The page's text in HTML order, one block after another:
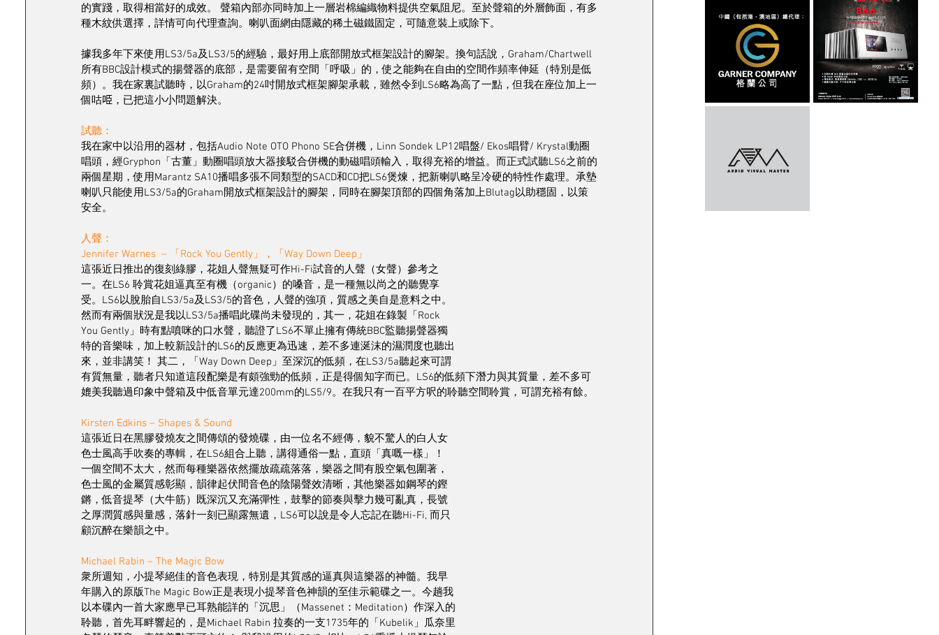
的實踐，取得相當好的成效。 聲箱內部亦同時加上一層岩棉編織物料提供空氣阻尼。至於聲箱的外層飾面，有多
種木紋供選擇，詳情可向代理查詢。喇叭面網由隱藏的稀土磁鐵固定，可隨意裝上或除下。
據我多年下來使用LS3/5a及LS3/5的經驗，最好用上底部開放式框架設計的腳架。換句話說，Graham/Chartwell
所有BBC設計模式的揚聲器的底部，是需要留有空間「呼吸」的，使之能夠在自由的空間作頻率伸延（特別是低
頻）。我在家裏試聽時，以Graham的24吋開放式框架腳架承載，雖然令到LS6略為高了一點，但我在座位加上一
個咕𠱸，已把這小小問題解決。
試聽：
我在家中以沿用的器材，包括Audio Note OTO Phono SE合併機，Linn Sondek LP12唱盤/ Ekos唱臂/ Krystal動圈
唱頭，經Gryphon「古董」動圈唱頭放大器接駁合併機的動磁唱頭輸入，取得充裕的增益。而正式試聽LS6之前的
兩個星期，使用Marantz SA10播唱多張不同類型的SACD和CD把LS6煲煉，把新喇叭略呈冷硬的特性作處理。承墊
喇叭只能使用LS3/5a的Graham開放式框架設計的腳架，同時在腳架頂部的四個角落加上Blutag以助穩固，以策
安全。
人聲：
Jennifer Warnes  – 「Rock You Gently」，「Way Down Deep」
這張近日推出的復刻綠膠，花姐人聲無疑可作Hi-Fi試音的人聲（女聲）參考之
一。在LS6 聆賞花姐逼真至有機（organic）的嗓音，是一種無以尚之的聽覺享
受。LS6以脫胎自LS3/5a及LS3/5的音色，人聲的強項，質感之美自是意料之中。
然而有兩個狀況是我以LS3/5a播唱此碟尚未發現的，其一，花姐在錄製「Rock
You Gently」時有點噴咪的口水聲，聽證了LS6不單止擁有傳統BBC監聽揚聲器獨
特的音樂味，加上較新設計的LS6的反應更為迅速，差不多連涎沫的濕潤度也聽出
來，並非講笑！ 其二，「Way Down Deep」至深沉的低頻，在LS3/5a聽起來可謂
有質無量，聽者只知道這段配樂是有頗強勁的低頻，正是得個知字而已。LS6的低頻下潛力與其質量，差不多可
媲美我聽過印象中聲箱及中低音單元達200mm的LS5/9。在我只有一百平方呎的聆聽空間聆賞，可謂充裕有餘。
Kirsten Edkins – Shapes & Sound
這張近日在黑膠發燒友之間傳頌的發燒碟，由一位名不經傳，貌不驚人的白人女
色士風高手吹奏的專輯，在LS6組合上聽，講得通俗一點，直頭「真嘅一樣」！
一個空間不太大，然而每種樂器依然擺放疏疏落落，樂器之間有股空氣包圍著，
色士風的金屬質感彰顯，韻律起伏間音色的陰陽聲效清晰，其他樂器如鋼琴的鏗
鏘，低音提琴（大牛筋）既深沉又充滿彈性，鼓擊的節奏與擊力幾可亂真，長號
之厚潤質感與量感，落針一刻已顯露無遺，LS6可以說是令人忘記在聽Hi-Fi, 而只
顧沉醉在樂韻之中。
Michael Rabin – The Magic Bow
衆所週知，小提琴絕佳的音色表現，特別是其質感的逼真與這樂器的神髓。我早
年購入的原版The Magic Bow正是表現小提琴音色神韻的至佳示範碟之一。今趟我
以本碟內一首大家應早已耳熟能詳的「沉思」（Massenet：Meditation）作深入的
聆聽，首先耳畔響起的，是Michael Rabin 拉奏的一支1735年的「Kubelik」瓜奈里